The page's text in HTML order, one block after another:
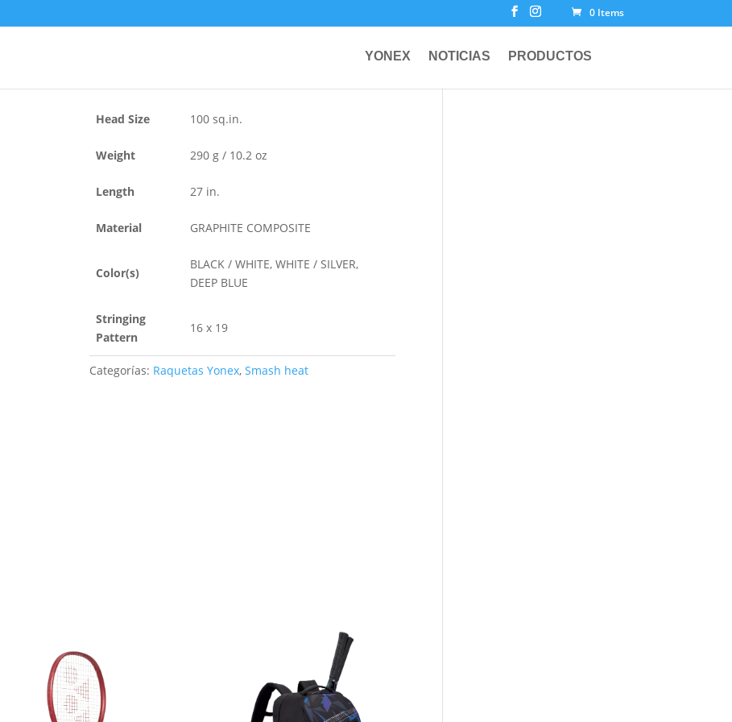
0 Items
YONEX NOTICIAS PRODUCTOS
Head Size 100 sq.in.
Weight 290 g / 10.2 oz
Length 27 in.
Material GRAPHITE COMPOSITE
Color(s)
BLACK / WHITE, WHITE / SILVER,
DEEP BLUE
Stringing
Pattern
16 x 19
Categorías: Raquetas Yonex,Smash heat